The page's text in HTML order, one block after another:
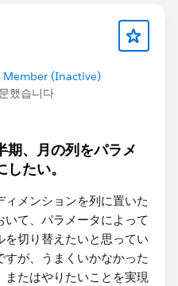
Member (Inactive)
했습니다
期、月の列をパラメ
たい。
メンションを列に置いた
て、パラメータによって
切り替えたいと思ってい
すが、うまくいかなかった
またはやりたいことを実現